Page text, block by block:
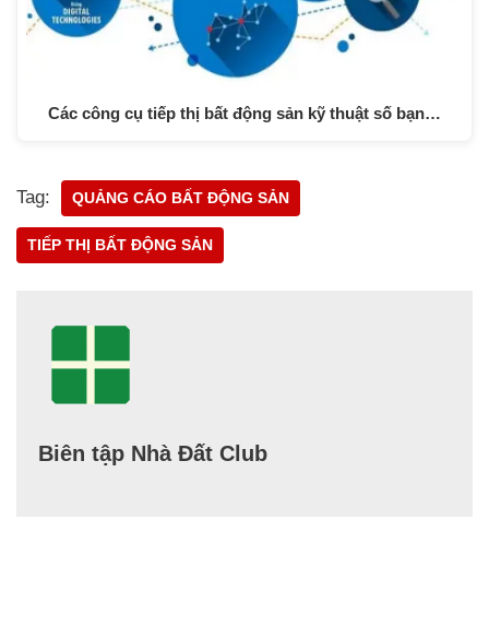
Các công cụ tiếp thị bất động sản kỹ thuật số bạn…
Tag: QUẢNG CÁO BẤT ĐỘNG SẢN
TIẾP THỊ BẤT ĐỘNG SẢN
Biên tập Nhà Đất Club